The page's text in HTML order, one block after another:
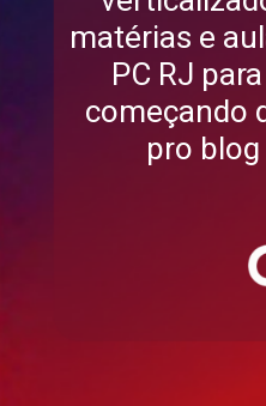
matérias e
PC RJ
começando
pro blog